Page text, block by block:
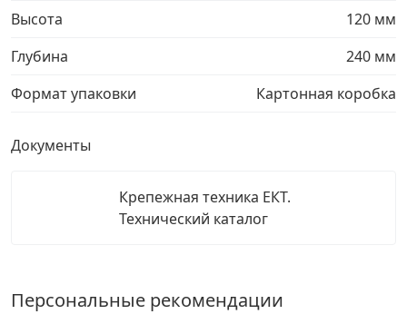
Высота
120 мм
Глубина
240 мм
Формат упаковки
Картонная коробка
Документы
Крепежная техника ЕКТ.
Технический каталог
Персональные рекомендации